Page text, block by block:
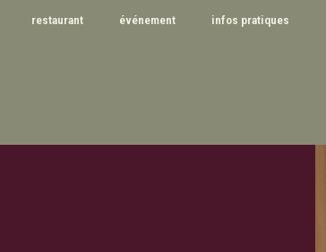
restaurant événement infos pratiques